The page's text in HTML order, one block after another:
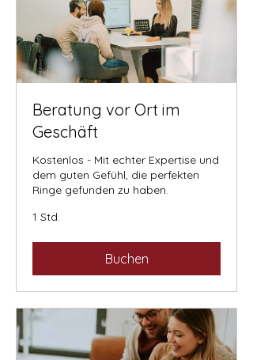
Beratung vor Ort im
Geschäft
Kostenlos - Mit echter Expertise und
dem guten Gefühl, die perfekten
Ringe gefunden zu haben.
1 Std.
Buchen